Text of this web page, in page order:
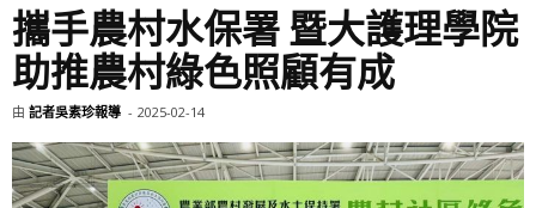
攜手農村水保署 暨大護理學院
助推農村綠色照顧有成
由 記者吳素珍報導 - 2025-02-14